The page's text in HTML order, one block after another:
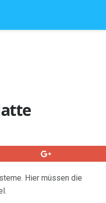
Hier müssen die